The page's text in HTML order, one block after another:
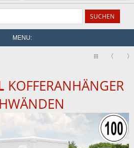
MENU:
KOFFERANHÄNGER